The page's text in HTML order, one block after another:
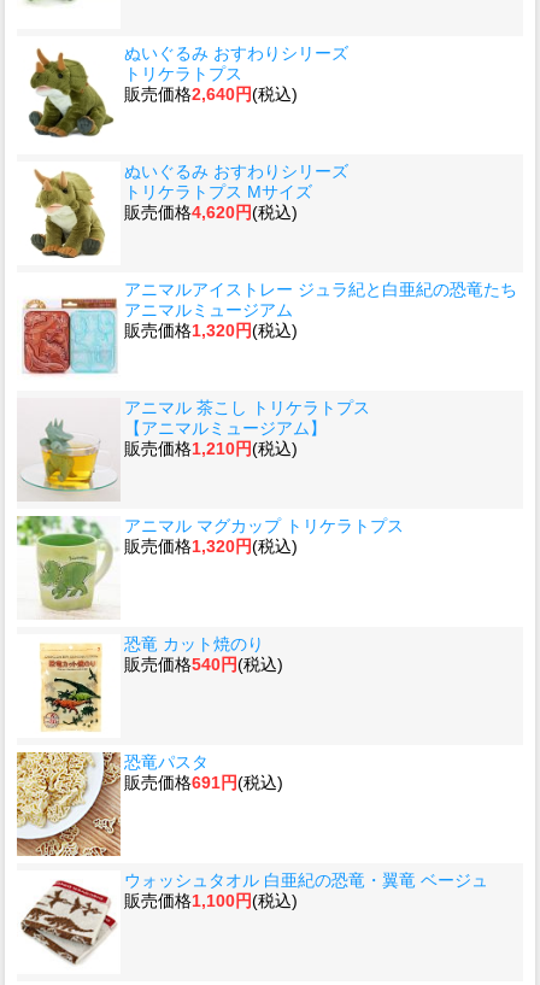
ぬいぐるみ おすわりシリーズ
トリケラトプス
販売価格2,640円(税込)
ぬいぐるみ おすわりシリーズ
トリケラトプス Mサイズ
販売価格4,620円(税込)
アニマルアイストレー ジュラ紀と白亜紀の恐竜たち
アニマルミュージアム
販売価格1,320円(税込)
アニマル 茶こし トリケラトプス
【アニマルミュージアム】
販売価格1,210円(税込)
アニマル マグカップ トリケラトプス
販売価格1,320円(税込)
恐竜 カット焼のり
販売価格540円(税込)
恐竜パスタ
販売価格691円(税込)
ウォッシュタオル 白亜紀の恐竜・翼竜 ベージュ
販売価格1,100円(税込)